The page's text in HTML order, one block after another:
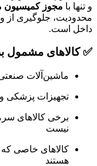
و تنها با مجوز کمیسیون
محدودیت، جلوگیری از
داخل است.
✅ کالاهای
ماشین‌آلات
تجهیزات پزشکی
برخی کالاهای
نیست
کالاهای خاصی که
هستند